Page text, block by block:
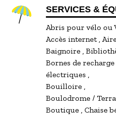
SERVICES &
Abris pour vélo ou
Accès internet
Baignoire
Bornes de
électriques
Bouilloire
Boulodrome /
Boutique Chaise